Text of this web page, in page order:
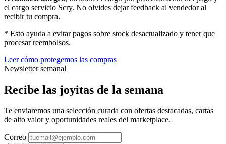
el cargo servicio Scry. No olvides dejar feedback al vendedor al
recibir tu compra.
* Esto ayuda a evitar pagos sobre stock desactualizado y tener que
procesar reembolsos.
Leer cómo protegemos las compras
Newsletter semanal
Recibe las joyitas de la semana
Te enviaremos una selección curada con ofertas destacadas, cartas
de alto valor y oportunidades reales del marketplace.
Correo